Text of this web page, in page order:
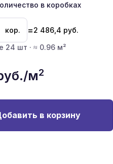
в коробках
кор. =2 486,4 руб.
24 шт · ≈ 0.96 м²
м2
в корзину